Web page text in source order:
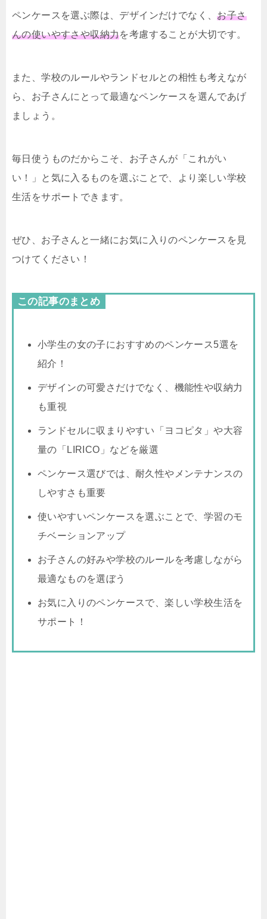
ペンケースを選ぶ際は、デザインだけでなく、お子さ
んの使いやすさや収納力を考慮することが大切です。
また、学校のルールやランドセルとの相性も考えなが
ら、お子さんにとって最適なペンケースを選んであげ
ましょう。
毎日使うものだからこそ、お子さんが「これがい
い！」と気に入るものを選ぶことで、より楽しい学校
生活をサポートできます。
ぜひ、お子さんと一緒にお気に入りのペンケースを見
つけてください！
この記事のまとめ
小学生の女の子におすすめのペンケース5選を
紹介！
デザインの可愛さだけでなく、機能性や収納力
も重視
ランドセルに収まりやすい「ヨコピタ」や大容
量の「LIRICO」などを厳選
ペンケース選びでは、耐久性やメンテナンスの
しやすさも重要
使いやすいペンケースを選ぶことで、学習のモ
チベーションアップ
お子さんの好みや学校のルールを考慮しながら
最適なものを選ぼう
お気に入りのペンケースで、楽しい学校生活を
サポート！